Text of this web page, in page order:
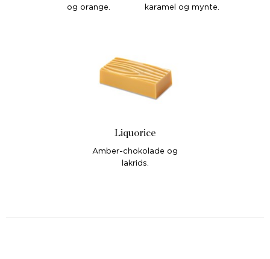
og orange.
karamel og mynte.
Liquorice
Amber-chokolade og
lakrids.